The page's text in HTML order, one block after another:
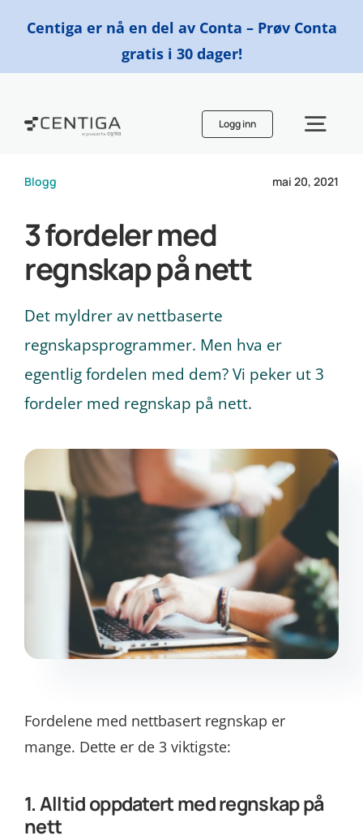
Centiga er nå en del av Conta – Prøv Conta
gratis i 30 dager!
Logg inn
Priser
Finn en regnskapsfører
Prøv gratis
Blogg mai 20, 2021
3 fordeler med
regnskap på nett
Det myldrer av nettbaserte
regnskapsprogrammer. Men hva er
egentlig fordelen med dem? Vi peker ut 3
fordeler med regnskap på nett.
Fordelene med nettbasert regnskap er
mange. Dette er de 3 viktigste:
1. Alltid oppdatert med regnskap på
nett